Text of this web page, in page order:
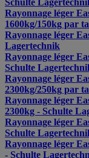
Rayonnage léger
1600kg/150kg par
Rayonnage léger
Lagertechnik
Rayonnage léger
Schulte
Rayonnage léger
2300kg/250kg par
Rayonnage léger
2300kg - Schulte
Rayonnage léger
Schulte
Rayonnage léger
- Schulte